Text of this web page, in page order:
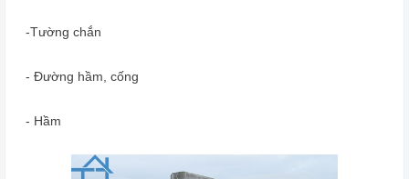
-Tường chắn
- Đường hầm, cống
- Hầm